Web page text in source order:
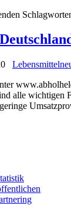
alle wichtigen